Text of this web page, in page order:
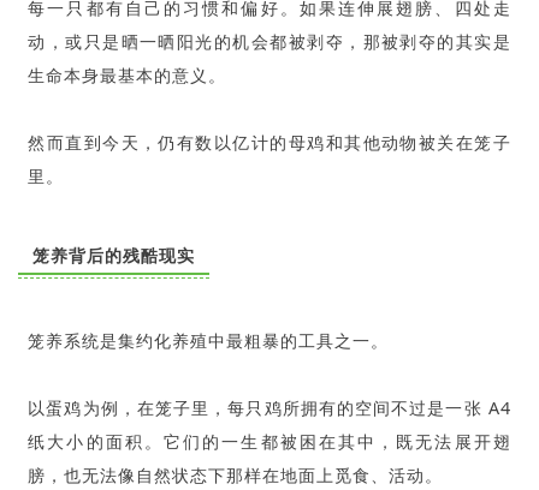
每一只都有自己的习惯和偏好。如果连伸展翅膀、四处走
动，或只是晒一晒阳光的机会都被剥夺，那被剥夺的其实是
生命本身最基本的意义。
然而直到今天，仍有数以亿计的母鸡和其他动物被关在笼子
里。
笼养背后的残酷现实
笼养系统是集约化养殖中最粗暴的工具之一。
以蛋鸡为例，在笼子里，每只鸡所拥有的空间不过是一张 A4
纸大小的面积。它们的一生都被困在其中，既无法展开翅
膀，也无法像自然状态下那样在地面上觅食、活动。